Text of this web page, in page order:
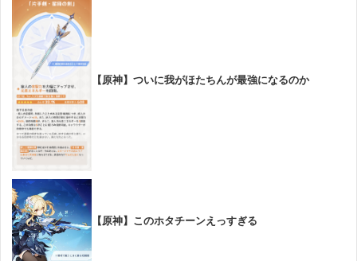
【原神】ついに我がほたちんが最強になるのか
【原神】このホタチーンえっすぎる